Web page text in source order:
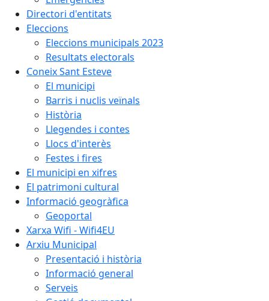
Directori d'entitats
Eleccions
Eleccions municipals 2023
Resultats electorals
Coneix Sant Esteve
El municipi
Barris i nuclis veïnals
Història
Llegendes i contes
Llocs d'interès
Festes i fires
El municipi en xifres
El patrimoni cultural
Informació geogràfica
Geoportal
Xarxa Wifi - Wifi4EU
Arxiu Municipal
Presentació i història
Informació general
Serveis